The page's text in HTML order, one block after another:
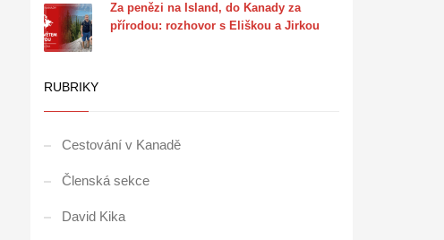
Za penězi na Island, do Kanady za
přírodou: rozhovor s Eliškou a Jirkou
RUBRIKY
Cestování v Kanadě
Členská sekce
David Kika